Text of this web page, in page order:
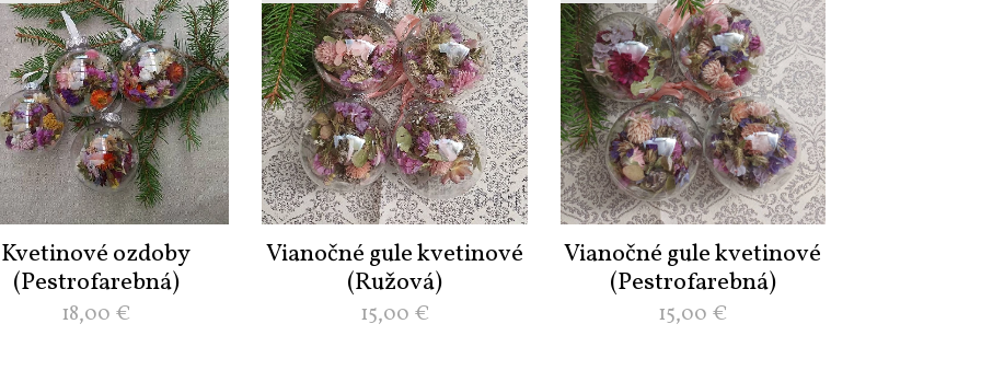
Kvetinové ozdoby
(Pestrofarebná)
18,00 €
Vianočné gule kvetinové
(Ružová)
15,00 €
Vianočné gule kvetinové
(Pestrofarebná)
15,00 €